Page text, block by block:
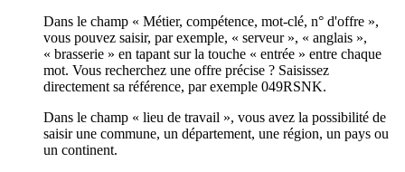
Dans le champ « Métier, compétence, mot-clé, n° d'offre »,
vous pouvez saisir, par exemple, « serveur », « anglais »,
« brasserie » en tapant sur la touche « entrée » entre chaque
mot. Vous recherchez une offre précise ? Saisissez
directement sa référence, par exemple 049RSNK.
Dans le champ « lieu de travail », vous avez la possibilité de
saisir une commune, un département, une région, un pays ou
un continent.